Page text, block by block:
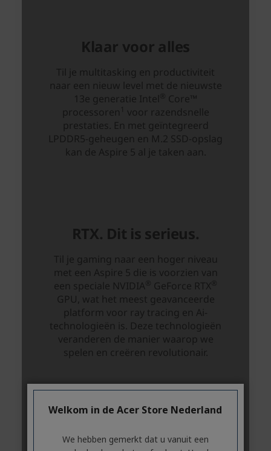
Welkom in de Acer Store Nederland
We hebben gemerkt dat u vanuit een